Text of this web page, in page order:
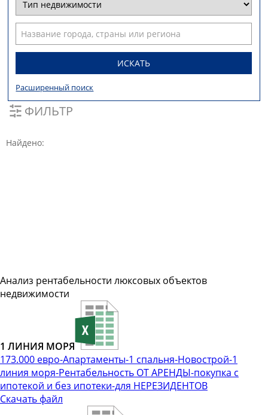
ИСКАТЬ
Расширенный поиск
ФИЛЬТР
Найдено:
Анализ рентабельности люксовых объектов
недвижимости
1 ЛИНИЯ МОРЯ
173.000 евро-Апартаменты-1 спальня-Новострой-1
линия моря-Рентабельность ОТ АРЕНДЫ-покупка с
ипотекой и без ипотеки-для НЕРЕЗИДЕНТОВ
Скачать файл